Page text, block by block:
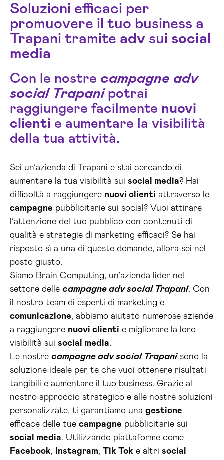
Soluzioni efficaci per
promuovere il tuo business a
Trapani tramite adv sui social
media
Con le nostre campagne adv
social Trapanipotrai
raggiungere facilmente nuovi
clienti e aumentare la visibilità
della tua attività.
Sei un’azienda di Trapani e stai cercando di
aumentare la tua visibilità sui social media? Hai
difficoltà a raggiungere nuovi clienti attraverso le
campagne pubblicitarie sui social? Vuoi attirare
l’attenzione del tuo pubblico con contenuti di
qualità e strategie di marketing efficaci? Se hai
risposto sì a una di queste domande, allora sei nel
posto giusto.
Siamo Brain Computing, un’azienda lider nel
settore delle campagne adv social Trapani. Con
il nostro team di esperti di marketing e
comunicazione, abbiamo aiutato numerose aziende
a raggiungere nuovi clienti e migliorare la loro
visibilità sui social media.
Le nostre campagne adv social Trapanisono la
soluzione ideale per te che vuoi ottenere risultati
tangibili e aumentare il tuo business. Grazie al
nostro approccio strategico e alle nostre soluzioni
personalizzate, ti garantiamo una gestione
efficace delle tue campagne pubblicitarie sui
social media. Utilizzando piattaforme come
Facebook, Instagram, Tik Tok e altri social